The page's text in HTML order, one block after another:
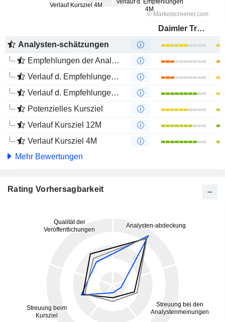
Daimler Truck Holding AG
Analysten-schätzungen
Empfehlungen der Analysten
Verlauf d. Empfehlungen 12M
Verlauf d. Empfehlungen 4M
Potenzielles Kursziel
Verlauf Kursziel 12M
Verlauf Kursziel 4M
Mehr Bewertungen
Rating Vorhersagbarkeit